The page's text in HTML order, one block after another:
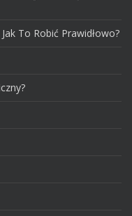
To Robić Prawidłowo?